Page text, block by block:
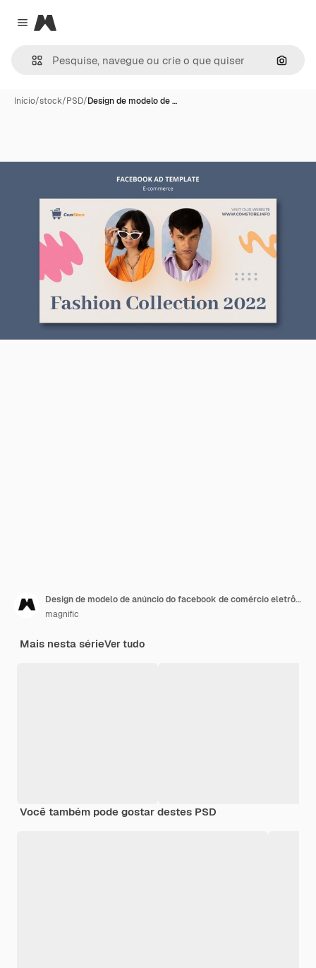
Close menu
Magnific
Início/stock/PSD/Design de modelo de …
Design de modelo de anúncio do facebook de comércio eletrônico
magnific
Mais nesta sérieVer tudo
Você também pode gostar destes PSD